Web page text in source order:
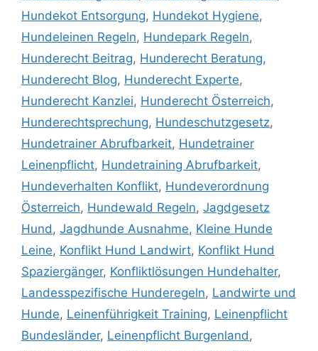
Hundekot Entsorgung, Hundekot Hygiene,
Hundeleinen Regeln, Hundepark Regeln,
Hunderecht Beitrag, Hunderecht Beratung,
Hunderecht Blog, Hunderecht Experte,
Hunderecht Kanzlei, Hunderecht Österreich,
Hunderechtsprechung, Hundeschutzgesetz,
Hundetrainer Abrufbarkeit, Hundetrainer
Leinenpflicht, Hundetraining Abrufbarkeit,
Hundeverhalten Konflikt, Hundeverordnung
Österreich, Hundewald Regeln, Jagdgesetz
Hund, Jagdhunde Ausnahme, Kleine Hunde
Leine, Konflikt Hund Landwirt, Konflikt Hund
Spaziergänger, Konfliktlösungen Hundehalter,
Landesspezifische Hunderegeln, Landwirte und
Hunde, Leinenführigkeit Training, Leinenpflicht
Bundesländer, Leinenpflicht Burgenland,